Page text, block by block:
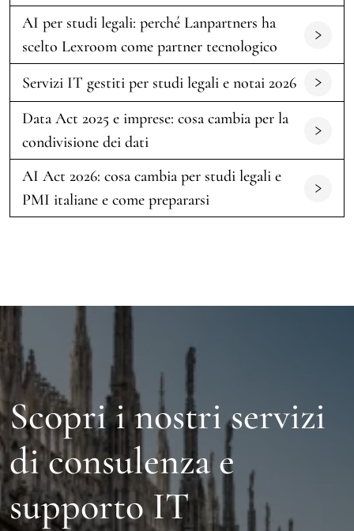
AI per studi legali: perché Lanpartners ha
scelto Lexroom come partner tecnologico
Servizi IT gestiti per studi legali e notai 2026
Data Act 2025 e imprese: cosa cambia per la
condivisione dei dati
AI Act 2026: cosa cambia per studi legali e
PMI italiane e come prepararsi
Scopri i nostri servizi
di consulenza e
supporto IT